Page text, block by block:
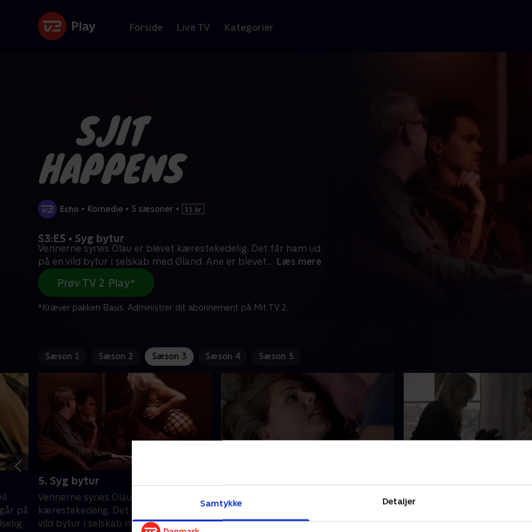
Samtykke Detaljer
Forside Live TV Kategorier
• Komedie • 5 sæsoner •
S3:E5 • Syg bytur
Vennerne synes Olau er blevet kærestekedelig. Det får ham ud
på en vild bytur i selskab med Øland. Ane er blevet... Læs mere
Prøv TV 2 Play*
*Kræver pakken Basis. Administrer dit abonnement på Mit TV 2.
Sæson 1 Sæson 2 Sæson 3 Sæson 4 Sæson 5
på
5. Syg bytur
Vennerne synes Olau er blevet
kærestekedelig. Det får ham ud på en
vild bytur i selskab med Øland. Ane er
Det er Emils fødselsdag og han har
inviteret vennerne på en fin
restaurant med alt betalt. Olau
Ane savner overraskelser i